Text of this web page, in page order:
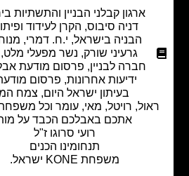
ארגון קבלני הבניין והתשתיות בירושלים,
דניה סיבוס, הקרן לעידוד ופיתוח ענף
הבניה בישראל,י.ח. דמרי,מנוח,מרכז
גרעיני שורק,נשר מפעלי מלט,סרוגו
חברה לבניין,פרסום מודעת אבל בעיתון
ידיעות אחרונות,פרסום מודעת אבל
בעיתון ישראל היום,צמח המרמן
רויטל, מאי, עומר וכל משפחת סרוגו
אתכם באבלכם הכבד על מות
רועי סרוגו ז"ל
תנחומינו הכנים
משפחת KONE ישראל.